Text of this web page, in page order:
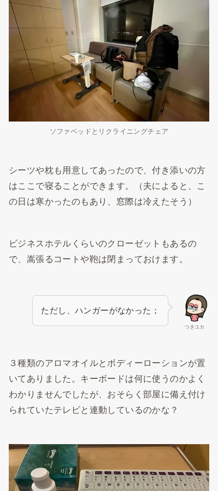
ソファベッドとリクライニングチェア
シーツや枕も用意してあったので、付き添いの方
はここで寝ることができます。（夫によると、こ
の日は寒かったのもあり、窓際は冷えたそう）
ビジネスホテルくらいのクローゼットもあるの
で、嵩張るコートや鞄は閉まっておけます。
つきユカ
ただし、ハンガーがなかった；
３種類のアロマオイルとボディーローションが置
いてありました。キーボードは何に使うのかよく
わかりませんでしたが、おそらく部屋に備え付け
られていたテレビと連動しているのかな？